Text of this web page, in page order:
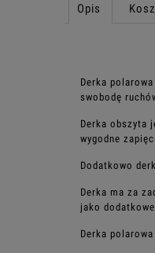
Opis
Derka polarowa
swobodę
Derka obszyta
wygodne
Dodatkowo
Derka ma za
jako
Derka